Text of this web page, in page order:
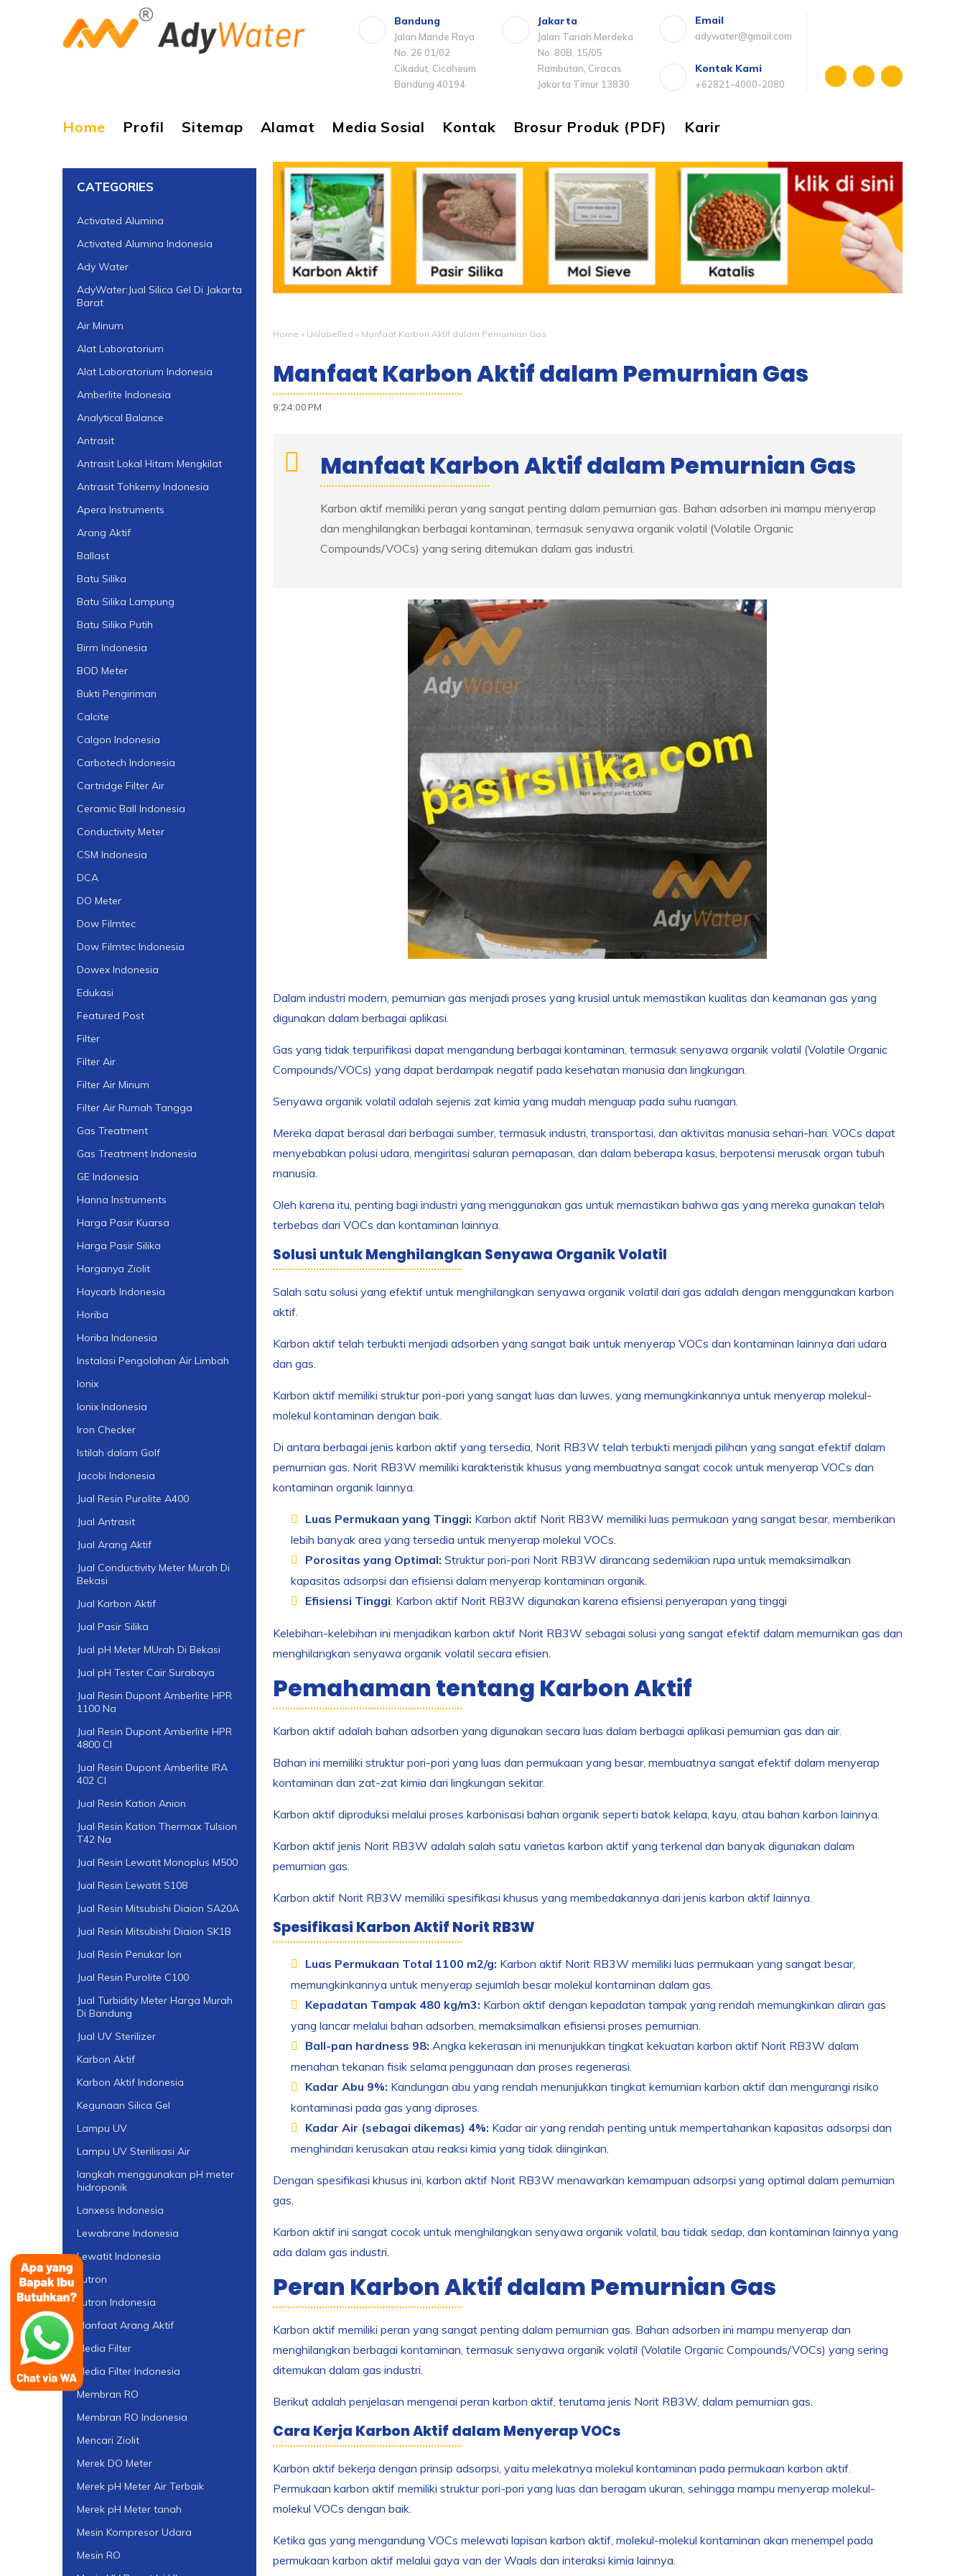
Bandung
Jalan Mande Raya
No. 26 01/02
Cikadut, Cicaheum
Bandung 40194
Jakarta
Jalan Tanah Merdeka
No. 80B, 15/05
Rambutan, Ciracas
Jakarta Timur 13830
Email
adywater@gmail.com
Kontak Kami
+62821-4000-2080
Home Profil Sitemap Alamat Media Sosial Kontak Brosur Produk (PDF) Karir
Home » Unlabelled » Manfaat Karbon Aktif dalam Pemurnian Gas
Manfaat Karbon Aktif dalam Pemurnian Gas
9:24:00 PM
Manfaat Karbon Aktif dalam Pemurnian Gas
Karbon aktif memiliki peran yang sangat penting dalam pemurnian gas. Bahan adsorben ini mampu menyerap
dan menghilangkan berbagai kontaminan, termasuk senyawa organik volatil (Volatile Organic
Compounds/VOCs) yang sering ditemukan dalam gas industri.
Dalam industri modern, pemurnian gas menjadi proses yang krusial untuk memastikan kualitas dan keamanan gas yang
digunakan dalam berbagai aplikasi.
Gas yang tidak terpurifikasi dapat mengandung berbagai kontaminan, termasuk senyawa organik volatil (Volatile Organic
Compounds/VOCs) yang dapat berdampak negatif pada kesehatan manusia dan lingkungan.
Senyawa organik volatil adalah sejenis zat kimia yang mudah menguap pada suhu ruangan.
Mereka dapat berasal dari berbagai sumber, termasuk industri, transportasi, dan aktivitas manusia sehari-hari. VOCs dapat
menyebabkan polusi udara, mengiritasi saluran pernapasan, dan dalam beberapa kasus, berpotensi merusak organ tubuh
manusia.
Oleh karena itu, penting bagi industri yang menggunakan gas untuk memastikan bahwa gas yang mereka gunakan telah
terbebas dari VOCs dan kontaminan lainnya.
Solusi untuk Menghilangkan Senyawa Organik Volatil
Salah satu solusi yang efektif untuk menghilangkan senyawa organik volatil dari gas adalah dengan menggunakan karbon
aktif.
Karbon aktif telah terbukti menjadi adsorben yang sangat baik untuk menyerap VOCs dan kontaminan lainnya dari udara
dan gas.
Karbon aktif memiliki struktur pori-pori yang sangat luas dan luwes, yang memungkinkannya untuk menyerap molekul-
molekul kontaminan dengan baik.
Di antara berbagai jenis karbon aktif yang tersedia, Norit RB3W telah terbukti menjadi pilihan yang sangat efektif dalam
pemurnian gas. Norit RB3W memiliki karakteristik khusus yang membuatnya sangat cocok untuk menyerap VOCs dan
kontaminan organik lainnya.
Luas Permukaan yang Tinggi: Karbon aktif Norit RB3W memiliki luas permukaan yang sangat besar, memberikan
lebih banyak area yang tersedia untuk menyerap molekul VOCs.
Porositas yang Optimal: Struktur pori-pori Norit RB3W dirancang sedemikian rupa untuk memaksimalkan
kapasitas adsorpsi dan efisiensi dalam menyerap kontaminan organik.
Efisiensi Tinggi: Karbon aktif Norit RB3W digunakan karena efisiensi penyerapan yang tinggi
Kelebihan-kelebihan ini menjadikan karbon aktif Norit RB3W sebagai solusi yang sangat efektif dalam memurnikan gas dan
menghilangkan senyawa organik volatil secara efisien.
Pemahaman tentang Karbon Aktif
Karbon aktif adalah bahan adsorben yang digunakan secara luas dalam berbagai aplikasi pemurnian gas dan air.
Bahan ini memiliki struktur pori-pori yang luas dan permukaan yang besar, membuatnya sangat efektif dalam menyerap
kontaminan dan zat-zat kimia dari lingkungan sekitar.
Karbon aktif diproduksi melalui proses karbonisasi bahan organik seperti batok kelapa, kayu, atau bahan karbon lainnya.
Karbon aktif jenis Norit RB3W adalah salah satu varietas karbon aktif yang terkenal dan banyak digunakan dalam
pemurnian gas.
Karbon aktif Norit RB3W memiliki spesifikasi khusus yang membedakannya dari jenis karbon aktif lainnya.
Spesifikasi Karbon Aktif Norit RB3W
Luas Permukaan Total 1100 m2/g: Karbon aktif Norit RB3W memiliki luas permukaan yang sangat besar,
memungkinkannya untuk menyerap sejumlah besar molekul kontaminan dalam gas.
Kepadatan Tampak 480 kg/m3: Karbon aktif dengan kepadatan tampak yang rendah memungkinkan aliran gas
yang lancar melalui bahan adsorben, memaksimalkan efisiensi proses pemurnian.
Ball-pan hardness 98: Angka kekerasan ini menunjukkan tingkat kekuatan karbon aktif Norit RB3W dalam
menahan tekanan fisik selama penggunaan dan proses regenerasi.
Kadar Abu 9%: Kandungan abu yang rendah menunjukkan tingkat kemurnian karbon aktif dan mengurangi risiko
kontaminasi pada gas yang diproses.
Kadar Air (sebagai dikemas) 4%: Kadar air yang rendah penting untuk mempertahankan kapasitas adsorpsi dan
menghindari kerusakan atau reaksi kimia yang tidak diinginkan.
Dengan spesifikasi khusus ini, karbon aktif Norit RB3W menawarkan kemampuan adsorpsi yang optimal dalam pemurnian
gas.
Karbon aktif ini sangat cocok untuk menghilangkan senyawa organik volatil, bau tidak sedap, dan kontaminan lainnya yang
ada dalam gas industri.
Peran Karbon Aktif dalam Pemurnian Gas
Karbon aktif memiliki peran yang sangat penting dalam pemurnian gas. Bahan adsorben ini mampu menyerap dan
menghilangkan berbagai kontaminan, termasuk senyawa organik volatil (Volatile Organic Compounds/VOCs) yang sering
ditemukan dalam gas industri.
Berikut adalah penjelasan mengenai peran karbon aktif, terutama jenis Norit RB3W, dalam pemurnian gas.
Cara Kerja Karbon Aktif dalam Menyerap VOCs
Karbon aktif bekerja dengan prinsip adsorpsi, yaitu melekatnya molekul kontaminan pada permukaan karbon aktif.
Permukaan karbon aktif memiliki struktur pori-pori yang luas dan beragam ukuran, sehingga mampu menyerap molekul-
molekul VOCs dengan baik.
Ketika gas yang mengandung VOCs melewati lapisan karbon aktif, molekul-molekul kontaminan akan menempel pada
permukaan karbon aktif melalui gaya van der Waals dan interaksi kimia lainnya.
CATEGORIES
Activated Alumina
Activated Alumina Indonesia
Ady Water
AdyWater:Jual Silica Gel Di Jakarta
Barat
Air Minum
Alat Laboratorium
Alat Laboratorium Indonesia
Amberlite Indonesia
Analytical Balance
Antrasit
Antrasit Lokal Hitam Mengkilat
Antrasit Tohkemy Indonesia
Apera Instruments
Arang Aktif
Ballast
Batu Silika
Batu Silika Lampung
Batu Silika Putih
Birm Indonesia
BOD Meter
Bukti Pengiriman
Calcite
Calgon Indonesia
Carbotech Indonesia
Cartridge Filter Air
Ceramic Ball Indonesia
Conductivity Meter
CSM Indonesia
DCA
DO Meter
Dow Filmtec
Dow Filmtec Indonesia
Dowex Indonesia
Edukasi
Featured Post
Filter
Filter Air
Filter Air Minum
Filter Air Rumah Tangga
Gas Treatment
Gas Treatment Indonesia
GE Indonesia
Hanna Instruments
Harga Pasir Kuarsa
Harga Pasir Silika
Harganya Ziolit
Haycarb Indonesia
Horiba
Horiba Indonesia
Instalasi Pengolahan Air Limbah
Ionix
Ionix Indonesia
Iron Checker
Istilah dalam Golf
Jacobi Indonesia
Jual Resin Purolite A400
Jual Antrasit
Jual Arang Aktif
Jual Conductivity Meter Murah Di
Bekasi
Jual Karbon Aktif
Jual Pasir Silika
Jual pH Meter MUrah Di Bekasi
Jual pH Tester Cair Surabaya
Jual Resin Dupont Amberlite HPR
1100 Na
Jual Resin Dupont Amberlite HPR
4800 Cl
Jual Resin Dupont Amberlite IRA
402 Cl
Jual Resin Kation Anion
Jual Resin Kation Thermax Tulsion
T42 Na
Jual Resin Lewatit Monoplus M500
Jual Resin Lewatit S108
Jual Resin Mitsubishi Diaion SA20A
Jual Resin Mitsubishi Diaion SK1B
Jual Resin Penukar Ion
Jual Resin Purolite C100
Jual Turbidity Meter Harga Murah
Di Bandung
Jual UV Sterilizer
Karbon Aktif
Karbon Aktif Indonesia
Kegunaan Silica Gel
Lampu UV
Lampu UV Sterilisasi Air
langkah menggunakan pH meter
hidroponik
Lanxess Indonesia
Lewabrane Indonesia
Lewatit Indonesia
Lutron
Lutron Indonesia
Manfaat Arang Aktif
Media Filter
Media Filter Indonesia
Membran RO
Membran RO Indonesia
Mencari Ziolit
Merek DO Meter
Merek pH Meter Air Terbaik
Merek pH Meter tanah
Mesin Kompresor Udara
Mesin RO